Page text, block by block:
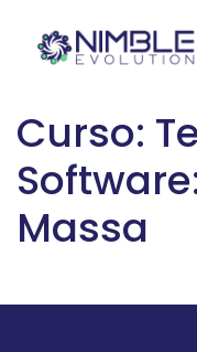
Curso:
Massa